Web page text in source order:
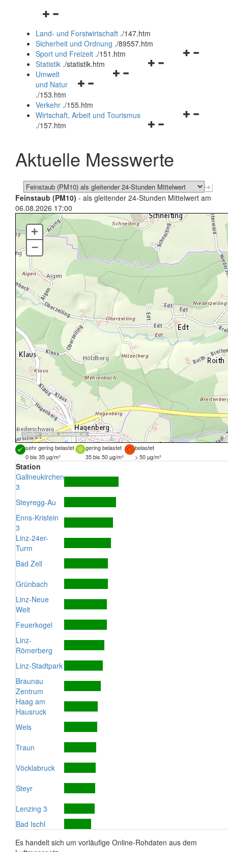
Navigationsmenü
und
schließen
Land- und Forstwirtschaft ./147.htm
Sicherheit und Ordnung ./89557.htm
Navigationsmenü
Sport und Freizeit ./151.htm
Navigationsmenü
Statistik ./statistik.htm
Navigationsmenü
und
schließen
Umwelt
und Natur
./153.htm
Verkehr ./155.htm
Navigationsmenü
schließen
Wirtschaft, Arbeit und Tourismus
./157.htm
Aktuelle Messwerte
Feinstaub (PM10) - als gleitender 24-Stunden Mittelwert am
06.08.2026 17:00
Quellen: DORIS,basemap.at
+
–
sehr gering belastet gering belastet
belastet
0 bis 35 µg/m³
35 bis 50 µg/m³ > 50 µg/m³
Station
Gallneukirchen
3
Steyregg-Au
Enns-Kristein
3
Linz-24er-
Turm
Bad Zell
Grünbach
Linz-Neue
Welt
Feuerkogel
Linz-
Römerberg
Linz-Stadtpark
Braunau
Zentrum
Haag am
Hausruck
Wels
Traun
Vöcklabruck
Steyr
Lenzing 3
Bad Ischl
Es handelt sich um vorläufige Online-Rohdaten aus dem